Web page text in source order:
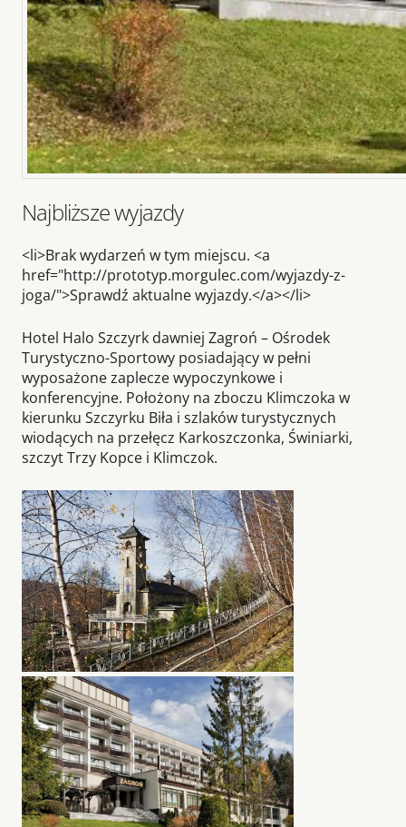
Najbliższe wyjazdy
<li>Brak wydarzeń w tym miejscu. <a
href="http://prototyp.morgulec.com/wyjazdy-z-
joga/">Sprawdź aktualne wyjazdy.</a></li>
Hotel Halo Szczyrk dawniej Zagroń – Ośrodek
Turystyczno-Sportowy posiadający w pełni
wyposażone zaplecze wypoczynkowe i
konferencyjne. Położony na zboczu Klimczoka w
kierunku Szczyrku Biła i szlaków turystycznych
wiodących na przełęcz Karkoszczonka, Świniarki,
szczyt Trzy Kopce i Klimczok.